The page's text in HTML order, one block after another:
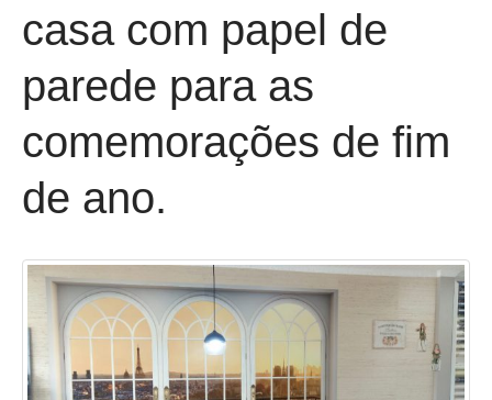
casa com papel de
parede para as
comemorações de fim
de ano.